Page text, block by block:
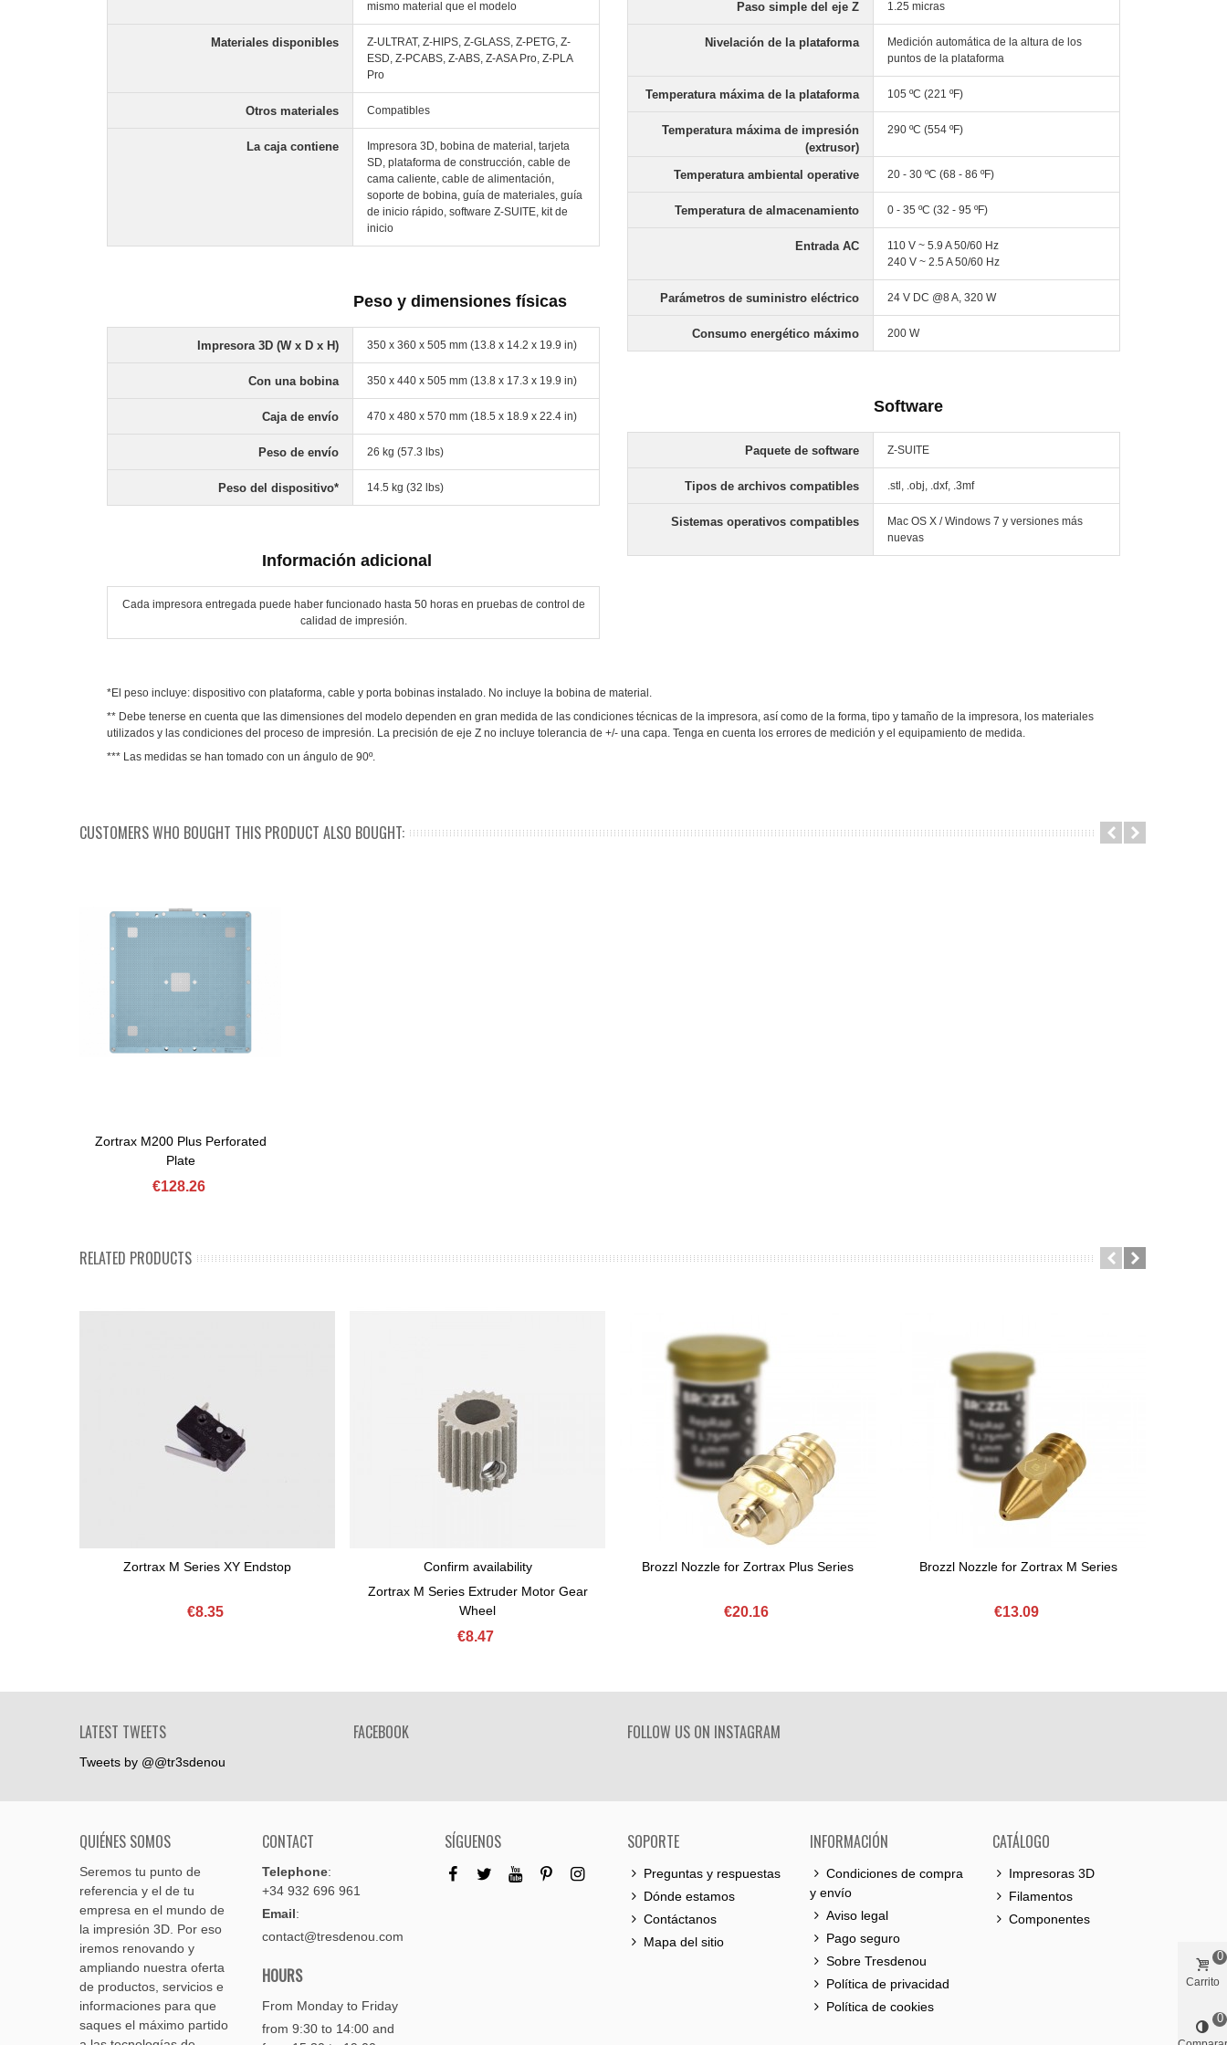
mismo material que el modelo
Materiales disponibles
Z-ULTRAT, Z-HIPS, Z-GLASS, Z-PETG, Z-
ESD, Z-PCABS, Z-ABS, Z-ASA Pro, Z-PLA
Pro
Otros materiales Compatibles
La caja contiene
Impresora 3D, bobina de material, tarjeta
SD, plataforma de construcción, cable de
cama caliente, cable de alimentación,
soporte de bobina, guía de materiales, guía
de inicio rápido, software Z-SUITE, kit de
inicio
Peso y dimensiones físicas
Impresora 3D (W x D x H) 350 x 360 x 505 mm (13.8 x 14.2 x 19.9 in)
Con una bobina 350 x 440 x 505 mm (13.8 x 17.3 x 19.9 in)
Caja de envío 470 x 480 x 570 mm (18.5 x 18.9 x 22.4 in)
Peso de envío 26 kg (57.3 lbs)
Peso del dispositivo* 14.5 kg (32 lbs)
Información adicional
Cada impresora entregada puede haber funcionado hasta 50 horas en pruebas de control de
calidad de impresión.
Paso simple del eje Z 1.25 micras
Nivelación de la plataforma
Medición automática de la altura de los
puntos de la plataforma
Temperatura máxima de la plataforma 105 ºC (221 ºF)
Temperatura máxima de impresión
(extrusor)
290 ºC (554 ºF)
Temperatura ambiental operative 20 - 30 ºC (68 - 86 ºF)
Temperatura de almacenamiento 0 - 35 ºC (32 - 95 ºF)
Entrada AC
110 V ~ 5.9 A 50/60 Hz
240 V ~ 2.5 A 50/60 Hz
Parámetros de suministro eléctrico 24 V DC @8 A, 320 W
Consumo energético máximo 200 W
Software
Paquete de software Z-SUITE
Tipos de archivos compatibles .stl, .obj, .dxf, .3mf
Sistemas operativos compatibles
Mac OS X / Windows 7 y versiones más
nuevas
*El peso incluye: dispositivo con plataforma, cable y porta bobinas instalado. No incluye la bobina de material.
** Debe tenerse en cuenta que las dimensiones del modelo dependen en gran medida de las condiciones técnicas de la impresora, así como de la forma, tipo y tamaño de la impresora, los materiales
utilizados y las condiciones del proceso de impresión. La precisión de eje Z no incluye tolerancia de +/- una capa. Tenga en cuenta los errores de medición y el equipamiento de medida.
*** Las medidas se han tomado con un ángulo de 90º.
CUSTOMERS WHO BOUGHT THIS PRODUCT ALSO BOUGHT:
Add To Basket
Zortrax M200 Plus Perforated
Plate
€128.26
RELATED PRODUCTS
Add To Basket
Zortrax M Series XY Endstop
€8.35
View More
Confirm availability
Zortrax M Series Extruder Motor Gear
Wheel
€8.47
Add To Basket
Brozzl Nozzle for Zortrax Plus Series
€20.16
Add To Basket
Brozzl Nozzle for Zortrax M Series
€13.09
LATEST TWEETS
Tweets by @@tr3sdenou
FACEBOOK FOLLOW US ON INSTAGRAM
QUIÉNES SOMOS
Seremos tu punto de
referencia y el de tu
empresa en el mundo de
la impresión 3D. Por eso
iremos renovando y
ampliando nuestra oferta
de productos, servicios e
informaciones para que
saques el máximo partido
CONTACT
Telephone:
+34 932 696 961
Email:
contact@tresdenou.com
HOURS
From Monday to Friday
from 9:30 to 14:00 and
SÍGUENOS SOPORTE
Preguntas y respuestas
Dónde estamos
Contáctanos
Mapa del sitio
INFORMACIÓN
Condiciones de compra
y envío
Aviso legal
Pago seguro
Sobre Tresdenou
Política de privacidad
Política de cookies
CATÁLOGO
Impresoras 3D
Filamentos
Componentes
Carrito
0
0